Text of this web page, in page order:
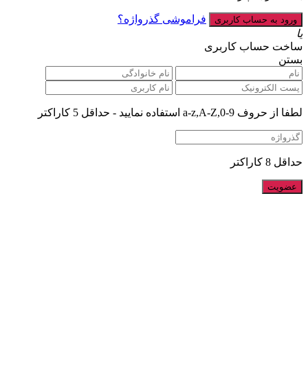
فراموشی گذرواژه؟
یا
ساخت حساب کاربری
بستن
لطفا از حروف a-z,A-Z,0-9 استفاده نمایید - حداقل 5 کاراکتر
حداقل 8 کاراکتر